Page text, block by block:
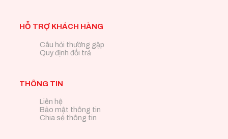
HỖ TRỢ KHÁCH HÀNG
Câu hỏi thường gặp
Quy định đổi trả
THÔNG TIN
Liên hệ
Bảo mật thông tin
Chia sẻ thông tin